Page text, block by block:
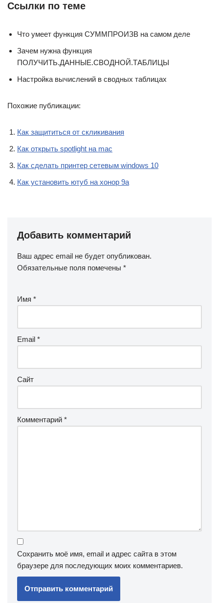
Ссылки по теме
Что умеет функция СУММПРОИЗВ на самом деле
Зачем нужна функция
ПОЛУЧИТЬ.ДАННЫЕ.СВОДНОЙ.ТАБЛИЦЫ
Настройка вычислений в сводных таблицах
Похожие публикации:
Как защититься от скликивания
Как открыть spotlight на mac
Как сделать принтер сетевым windows 10
Как установить ютуб на хонор 9а
Добавить комментарий
Ваш адрес email не будет опубликован.
Обязательные поля помечены *
Имя *
Email *
Сайт
Комментарий *
Сохранить моё имя, email и адрес сайта в этом
браузере для последующих моих комментариев.